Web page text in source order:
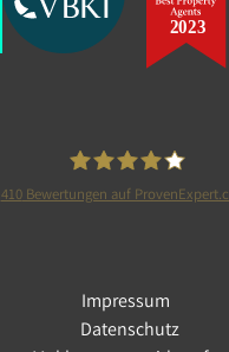
410Bewertungen auf
Impressum
Datenschutz